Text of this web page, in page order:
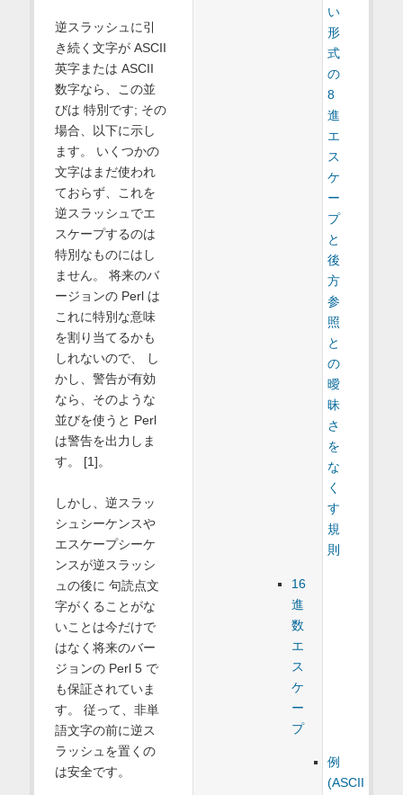
い
形
式
の
8
進
エ
ス
ケ
ー
プ
と
後
方
参
照
と
の
曖
昧
さ
を
な
く
す
規
則
16
進
数
エ
ス
ケ
ー
プ
例
(ASCII
逆スラッシュに引
き続く文字が ASCII
英字または ASCII
数字なら、この並
びは 特別です; その
場合、以下に示し
ます。 いくつかの
文字はまだ使われ
ておらず、これを
逆スラッシュでエ
スケープするのは
特別なものにはし
ません。 将来のバ
ージョンの Perl は
これに特別な意味
を割り当てるかも
しれないので、 し
かし、警告が有効
なら、そのような
並びを使うと Perl
は警告を出力しま
す。 [1]。
しかし、逆スラッ
シュシーケンスや
エスケープシーケ
ンスが逆スラッシ
ュの後に 句読点文
字がくることがな
いことは今だけで
はなく将来のバー
ジョンの Perl 5 で
も保証されていま
す。 従って、非単
語文字の前に逆ス
ラッシュを置くの
は安全です。